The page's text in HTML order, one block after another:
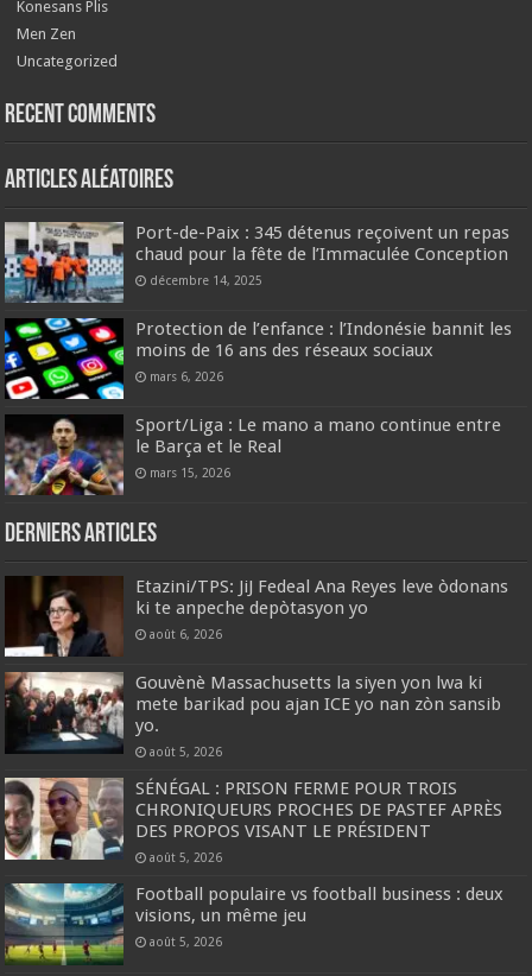
Konesans Plis
Men Zen
Uncategorized
Recent Comments
Articles aléatoires
Port-de-Paix : 345 détenus reçoivent un repas
chaud pour la fête de l’Immaculée Conception
décembre 14, 2025
Protection de l’enfance : l’Indonésie bannit les
moins de 16 ans des réseaux sociaux
mars 6, 2026
Sport/Liga : Le mano a mano continue entre
le Barça et le Real
mars 15, 2026
Derniers articles
Etazini/TPS: JiJ Fedeal Ana Reyes leve òdonans
ki te anpeche depòtasyon yo
août 6, 2026
Gouvènè Massachusetts la siyen yon lwa ki
mete barikad pou ajan ICE yo nan zòn sansib
yo.
août 5, 2026
SÉNÉGAL : PRISON FERME POUR TROIS
CHRONIQUEURS PROCHES DE PASTEF APRÈS
DES PROPOS VISANT LE PRÉSIDENT
août 5, 2026
Football populaire vs football business : deux
visions, un même jeu
août 5, 2026